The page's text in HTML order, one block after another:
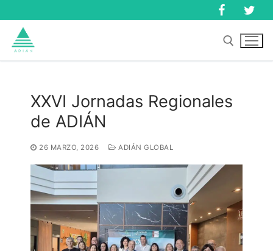
al
contenido
Buscar:
XXVI Jornadas Regionales
de ADIÁN
26 MARZO, 2026 ADIÁN GLOBAL